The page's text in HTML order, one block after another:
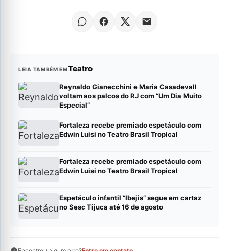
LEIA TAMBÉM EMTeatro
Reynaldo Gianecchini e Maria Casadevall
voltam aos palcos do RJ com “Um Dia Muito
Especial”
Fortaleza recebe premiado espetáculo com
Edwin Luisi no Teatro Brasil Tropical
Fortaleza recebe premiado espetáculo com
Edwin Luisi no Teatro Brasil Tropical
Espetáculo infantil “Ibejis” segue em cartaz
no Sesc Tijuca até 16 de agosto